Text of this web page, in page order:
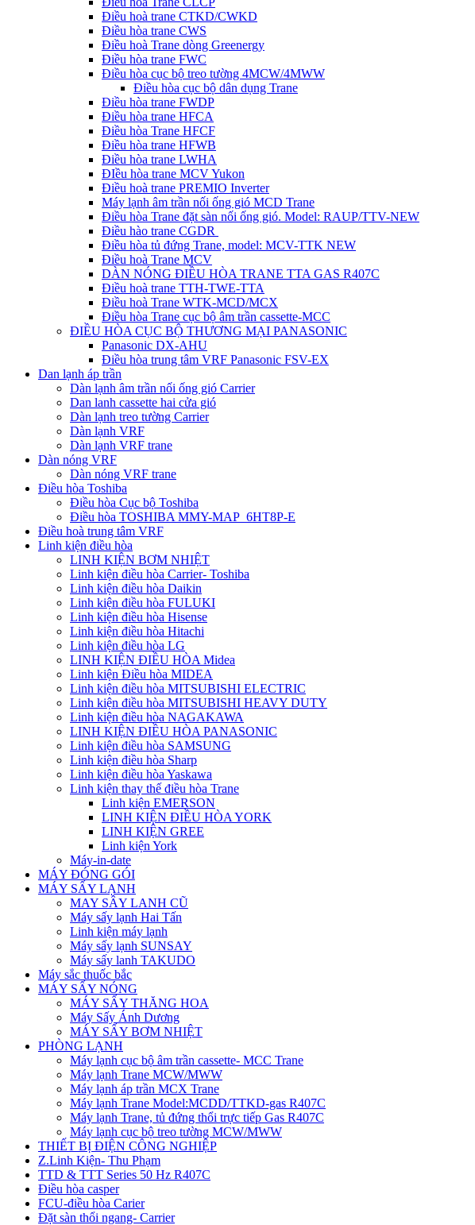
Điều hoà trane CTKD/CWKD
Điều hòa trane CWS
Điều hoà Trane dòng Greenergy
Điều hòa trane FWC
Điều hòa cục bộ treo tường 4MCW/4MWW
Điều hòa cục bộ dân dụng Trane
Điều hòa trane FWDP
Điều hòa trane HFCA
Điều hòa Trane HFCF
Điều hòa trane HFWB
Điều hòa trane LWHA
ĐIều hòa trane MCV Yukon
Điều hoà trane PREMIO Inverter
Máy lạnh âm trần nối ống gió MCD Trane
Điều hòa Trane đặt sàn nối ống gió. Model: RAUP/TTV-NEW
Điều hào trane CGDR
Điều hòa tủ đứng Trane, model: MCV-TTK NEW
Điều hoà Trane MCV
DÀN NÓNG ĐIỀU HÒA TRANE TTA GAS R407C
Điều hoà trane TTH-TWE-TTA
Điều hoà Trane WTK-MCD/MCX
Điều hòa Trane cục bộ âm trần cassette-MCC
ĐIỀU HÒA CỤC BỘ THƯƠNG MẠI PANASONIC
Panasonic DX-AHU
Điều hòa trung tâm VRF Panasonic FSV-EX
Dan lạnh áp trần
Dàn lạnh âm trần nối ống gió Carrier
Dan lanh cassette hai cửa gió
Dàn lạnh treo tường Carrier
Dàn lạnh VRF
Dàn lạnh VRF trane
Dàn nóng VRF
Dàn nóng VRF trane
Điều hòa Toshiba
Điều hòa Cục bộ Toshiba
Điều hòa TOSHIBA MMY-MAP_6HT8P-E
Điều hoà trung tâm VRF
Linh kiện điều hòa
LINH KIỆN BƠM NHIỆT
Linh kiện điều hòa Carrier- Toshiba
Linh kiện điều hòa Daikin
Linh kiện điều hòa FULUKI
Linh kiện điều hòa Hisense
Linh kiện điều hòa Hitachi
Linh kiện điều hòa LG
LINH KIỆN ĐIỀU HÒA Midea
Linh kiện Điều hòa MIDEA
Linh kiện điều hòa MITSUBISHI ELECTRIC
Linh kiện điều hòa MITSUBISHI HEAVY DUTY
Linh kiện điều hòa NAGAKAWA
LINH KIỆN ĐIỀU HÒA PANASONIC
Linh kiện điều hòa SAMSUNG
Linh kiện điều hòa Sharp
Linh kiện điều hòa Yaskawa
Linh kiện thay thế điều hòa Trane
Linh kiện EMERSON
LINH KIỆN ĐIỀU HÒA YORK
LINH KIỆN GREE
Linh kiện York
Máy-in-date
MÁY ĐÓNG GÓI
MÁY SẤY LẠNH
MAY SÂY LANH CŨ
Máy sấy lạnh Hai Tấn
Linh kiện máy lạnh
Máy sấy lạnh SUNSAY
Máy sấy lanh TAKUDO
Máy sắc thuốc bắc
MÁY SẤY NÓNG
MÁY SẤY THĂNG HOA
Máy Sấy Ánh Dương
MÁY SẤY BƠM NHIỆT
PHÒNG LẠNH
Máy lạnh cục bộ âm trần cassette- MCC Trane
Máy lạnh Trane MCW/MWW
Máy lạnh áp trần MCX Trane
Máy lạnh Trane Model:MCDD/TTKD-gas R407C
Máy lạnh Trane, tủ đứng thổi trực tiếp Gas R407C
Máy lạnh cục bộ treo tường MCW/MWW
THIẾT BỊ ĐIỆN CÔNG NGHIỆP
Z.Linh Kiện- Thu Phạm
TTD & TTT Series 50 Hz R407C
Điều hòa casper
FCU-điều hòa Carier
Đặt sàn thổi ngang- Carrier